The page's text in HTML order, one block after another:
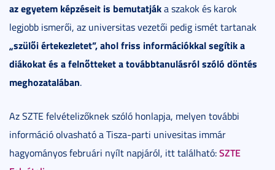
az egyetem képzéseit is bemutatjáka szakok és karok
legjobb ismerői, az universitas vezetői pedig ismét tartanak
„szülői értekezletet”, ahol friss információkkal segítik a
diákokat és a felnőtteket a továbbtanulásról szóló döntés
meghozatalában.
Az SZTE felvételizőknek szóló honlapja, melyen további
információ olvasható a Tisza-parti univesitas immár
hagyományos februári nyílt napjáról, itt található:SZTE